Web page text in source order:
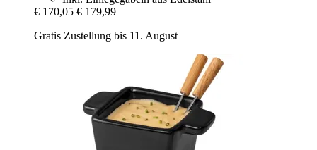
€ 170,05 € 179,99
Gratis Zustellung bis 11. August